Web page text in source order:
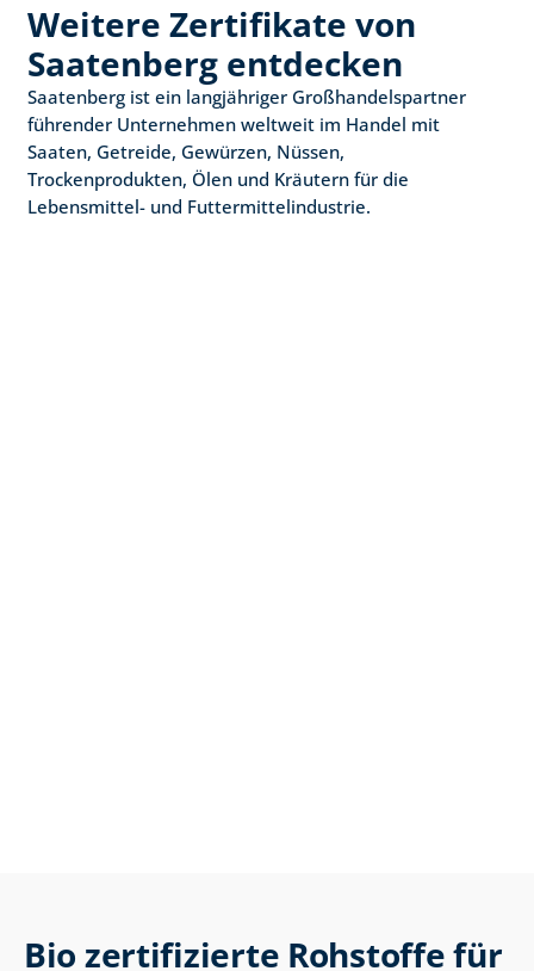
Weitere Zertifikate von
Saatenberg entdecken
Saatenberg ist ein langjähriger Großhandelspartner
führender Unternehmen weltweit im Handel mit
Saaten, Getreide, Gewürzen, Nüssen,
Trockenprodukten, Ölen und Kräutern für die
Lebensmittel- und Futtermittelindustrie.
Bio zertifizierte Rohstoffe für